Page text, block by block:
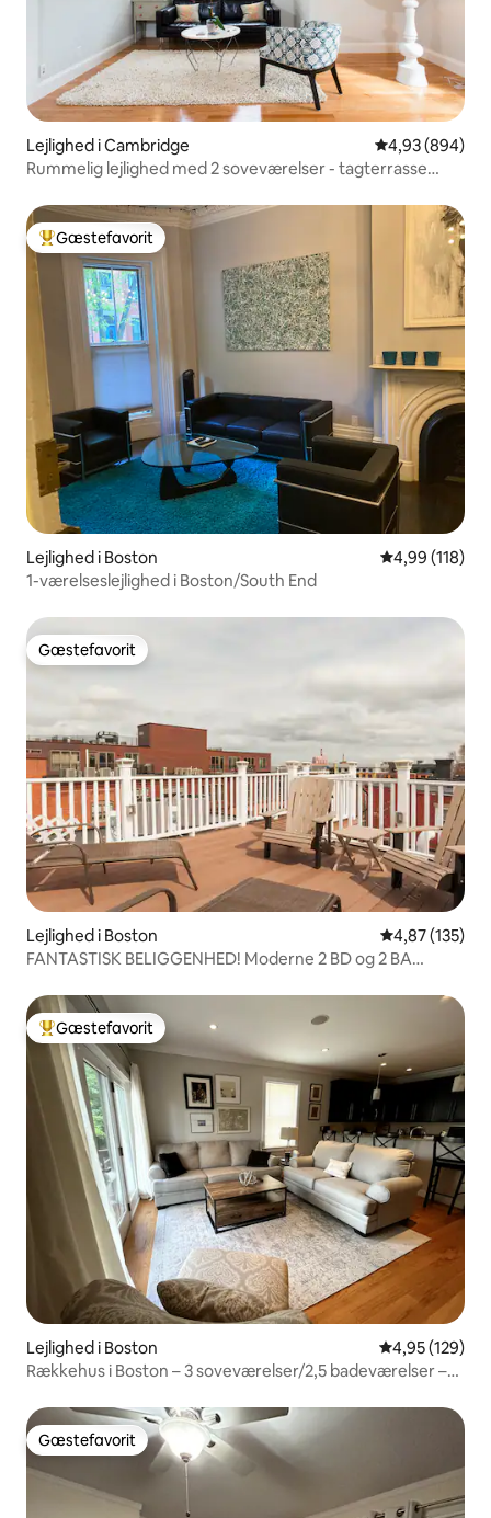
Lejlighed i Cambridge 4,93 ud af 5 i
4,93 (894)
Rummelig lejlighed med 2 soveværelser - tagterrasse
Bedste gæstefavorit
Gæstefavorit
Lejlighed i Boston 4,99 ud af 5 i
4,99 (118)
1-værelseslejlighed i Boston/South End
Gæstefavorit
Gæstefavorit
Lejlighed i Boston 4,87 ud af 5 i
4,87 (135)
FANTASTISK BELIGGENHED! Moderne 2 BD og 2 BA
Bedste gæstefavorit
Gæstefavorit
Lejlighed i Boston 4,95 ud af 5 i
4,95 (129)
Rækkehus i Boston – 3 soveværelser/2,5 badeværelser –
Gæstefavorit
Gæstefavorit